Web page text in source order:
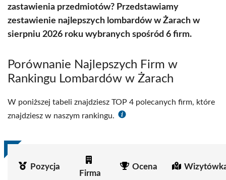
zastawienia przedmiotów? Przedstawiamy
zestawienie najlepszych lombardów w Żarach w
sierpniu 2026 roku wybranych spośród 6 firm.
Porównanie Najlepszych Firm w
Rankingu Lombardów w Żarach
W poniższej tabeli znajdziesz TOP 4 polecanych firm, które
znajdziesz w naszym rankingu.
Pozycja
Firma
Ocena